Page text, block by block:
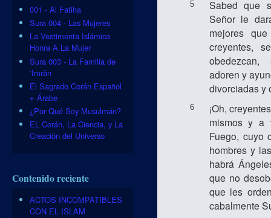
5
Sabed que
Señor le
mejores
creyentes,
adoren y
divorciadas y
6
¡Oh,
mismos y a
Fuego, cuyo
hombres y
habrá
que no
que les
cabalmente
001 - Al Fatiha
Sura 004 - Las Mujeres
La Vestimenta Islámica
Honra A La Mujer
Sura 003 - La Familia de
‘Imrân
El Sagrado Corán Español
+ Árabe
¿Por Qué Soy Musulmán?
EL Corán, La Ciencia, y La
Creación del Universo
Contenido reciente
ACTOS INCOMPATIBLES
CON EL ISLAM